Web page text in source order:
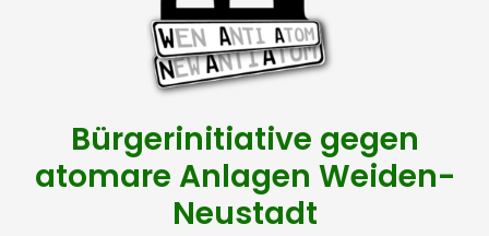
Bürgerinitiative gegen
atomare Anlagen Weiden-
Neustadt